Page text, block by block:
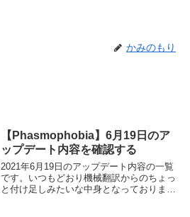
かみのもり
【Phasmophobia】6月19日のア
ップデート内容を確認する
2021年6月19日のアップデート内容の一覧
です。いつもどおり機械翻訳からのちょっ
と付け足しみたいな中身となっておりま